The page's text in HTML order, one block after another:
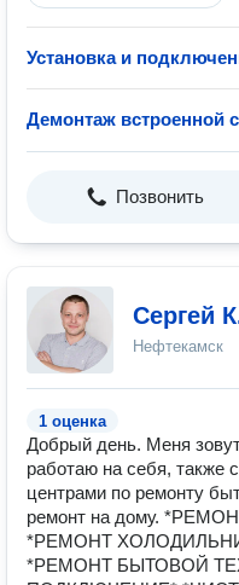
Установка и
Демонтаж встроенной
Позвонить
Сергей
Нефтекамск
1 оценка
Добрый день. Меня
работаю на себя, также
центрами по ремонту
ремонт на дому.
*РЕМОНТ
*РЕМОНТ БЫТОВОЙ